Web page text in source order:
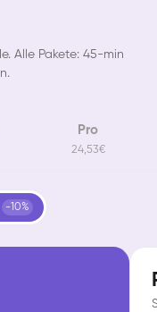
Alle Pakete: 45-min
Pro
24,53€
-10%